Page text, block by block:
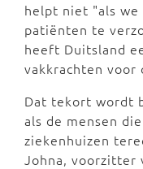
helpt niet "als we
patiënten te
heeft Duitsland
vakkrachten voor
Dat tekort wordt
als de mensen
ziekenhuizen
Johna, voorzitter